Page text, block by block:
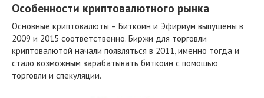
Особенности криптовалютного рынка
Основные криптовалюты – Биткоин и Эфириум выпущены в
2009 и 2015 соответственно. Биржи для торговли
криптовалютой начали появляться в 2011, именно тогда и
стало возможным зарабатывать биткоин с помощью
торговли и спекуляции.